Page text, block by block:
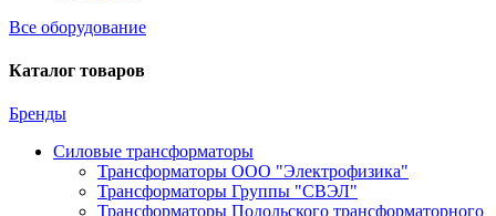
Все оборудование
Каталог товаров
Бренды
Силовые трансформаторы
Трансформаторы ООО "Электрофизика"
Трансформаторы Группы "СВЭЛ"
Трансформаторы Подольского трансформаторного